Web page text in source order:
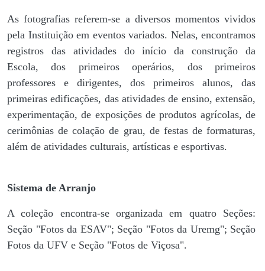
As fotografias referem-se a diversos momentos vividos
pela Instituição em eventos variados. Nelas, encontramos
registros das atividades do início da construção da
Escola, dos primeiros operários, dos primeiros
professores e dirigentes, ​dos primeiros alunos, das
primeiras edificações, das atividades de ensino, extensão,
experimentação, de exposições de produtos agrícolas, de
cerimônias de colação de grau, de festas de formaturas,
além de atividades culturais, artísticas e esportivas.
Sistema de Arranjo
A coleção encontra-se organizada em quatro Seções:
Seção "Fotos da ESAV"; Seção "Fotos da Uremg"; Seção
Fotos da UFV e Seção "Fotos de Viçosa".